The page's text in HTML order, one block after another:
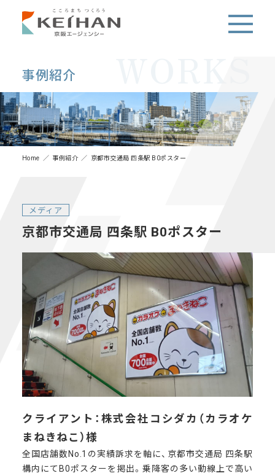
事例紹介
Home 事例紹介 京都市交通局 四条駅 B0ポスター
メディア
京都市交通局 四条駅 B0ポスター
クライアント：株式会社コシダカ（カラオケ
まねきねこ）様
全国店舗数No.1の実績訴求を軸に、京都市交通局 四条駅
構内にてB0ポスターを掲出。乗降客の多い動線上で高い